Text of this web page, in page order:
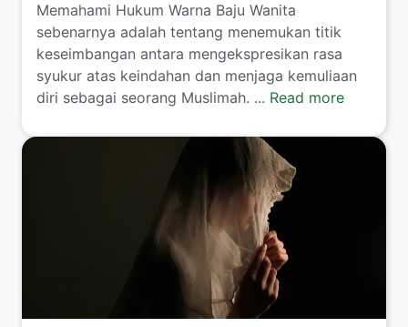
​Memahami Hukum Warna Baju Wanita
sebenarnya adalah tentang menemukan titik
keseimbangan antara mengekspresikan rasa
syukur atas keindahan dan menjaga kemuliaan
diri sebagai seorang Muslimah. ... Read more